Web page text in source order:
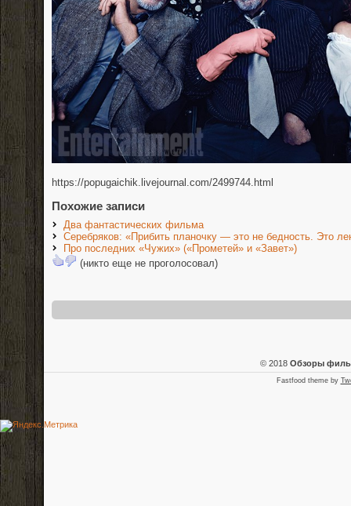
https://popugaichik.livejournal.com/2499744.html
Похожие записи
Два фантастических фильма
Серебряков: «Прибить планочку — это не бедность. Это
Про последних «Чужих» («Прометей» и «Завет»)
(никто еще не проголосовал)
© 2018 Обзоры
Fastfood theme by